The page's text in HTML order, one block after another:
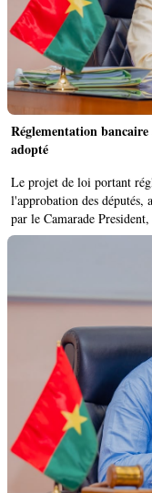
Réglementation
adopté ‎
‎Le projet de loi portant
l'approbation des députés,
par le Camarade